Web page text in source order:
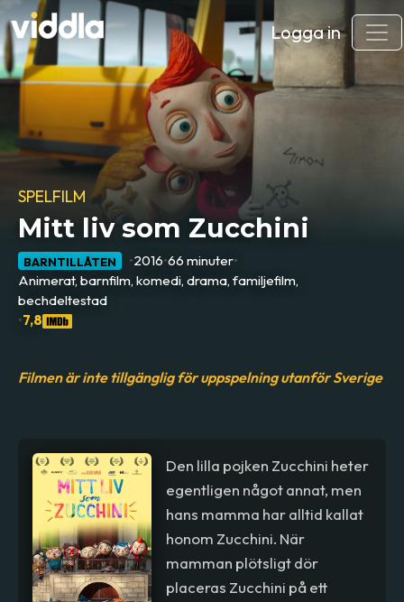
Logga in
SPELFILM
Mitt liv som Zucchini
BARNTILLÅTEN •2016•66 minuter•
Animerat, barnfilm, komedi, drama, familjefilm,
bechdeltestad
•7,8
Filmen är inte tillgänglig för uppspelning utanför Sverige
Den lilla pojken Zucchini heter
egentligen något annat, men
hans mamma har alltid kallat
honom Zucchini. När
mamman plötsligt dör
placeras Zucchini på ett